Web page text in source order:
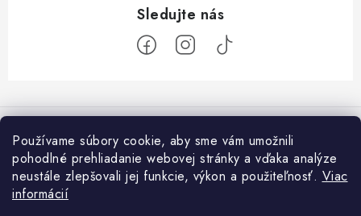
Používame súbory cookie, aby sme vám umožnili
pohodlné prehliadanie webovej stránky a vďaka analýze
neustále zlepšovali jej funkcie, výkon a použiteľnosť. Viac
informácií
á
O nás
Platba a dodanie
Otvaracie hodiny veľkosklad
Pondelok: 7:30 – 16:00